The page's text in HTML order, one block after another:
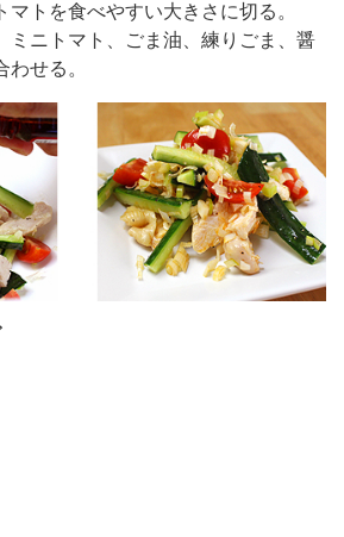
マトを食べやすい大きさに切る。
ミニトマト、ごま油、練りごま、醤
せる。